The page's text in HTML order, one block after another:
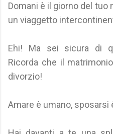
Domani è il giorno del tuo
un viaggetto
Ehi! Ma sei sicura di
Ricorda che il
divorzio!
Amare è umano, sposarsi